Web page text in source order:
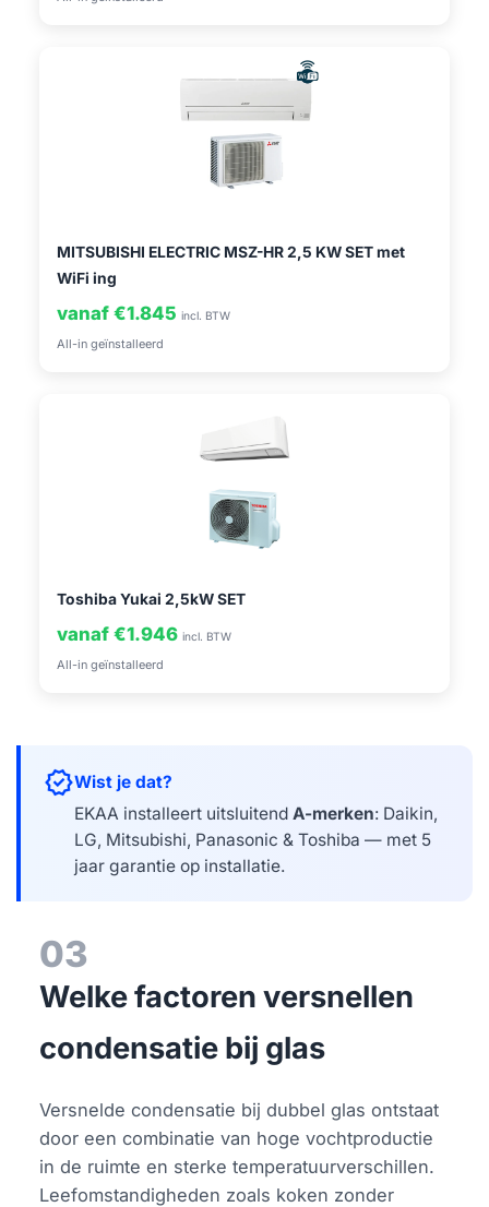
MITSUBISHI ELECTRIC MSZ-HR 2,5 KW SET met
WiFi ing
vanaf €1.845 incl. BTW
All-in geïnstalleerd
Toshiba Yukai 2,5kW SET
vanaf €1.946 incl. BTW
All-in geïnstalleerd
verifiedWist je dat?
EKAA installeert uitsluitend A-merken: Daikin,
LG, Mitsubishi, Panasonic & Toshiba — met 5
jaar garantie op installatie.
03
Welke factoren versnellen
condensatie bij glas
Versnelde condensatie bij dubbel glas ontstaat
door een combinatie van hoge vochtproductie
in de ruimte en sterke temperatuurverschillen.
Leefomstandigheden zoals koken zonder